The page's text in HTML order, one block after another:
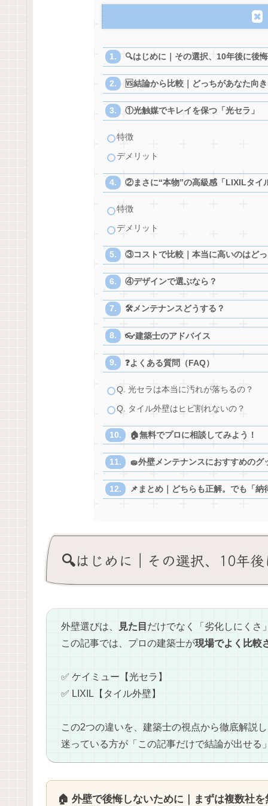
🔍はじめに｜その選択、10年後に後
🆚結論から比較｜どっちがあなた向
①光触媒でキレイを保つ「光セラ」
特徴
デメリット
②まさに“本物”の高級感「LIXILタイ
特徴
デメリット
③コストで比較｜本当に高いのはど
④デザインで選ぶなら？
🛠️メンテナンスどうする？
👓建築士のアドバイス
❓よくある質問（FAQ）
Q. 光セラは本当に汚れが落ちるの？
Q. タイル外壁はヒビ割れないの？
🏠無料でプロに相談してみよう！
🧽外壁メンテナンスにおすすめのグ
📌まとめ｜どちらも正解。でも「納
🔍はじめに｜その選択、10年
外壁選びは、 見た目 だけでなく「劣化しにくさ
この記事では、プロの建築士が現場でよく比較
✅ ケイミュー【光セラ】
✅ LIXIL【タイル外壁】
この2つの違いを、建築士の視点から徹底解説
迷っている方が「この記事だけで結論が出せる
🏠 外壁で後悔しないために｜まずは複数社